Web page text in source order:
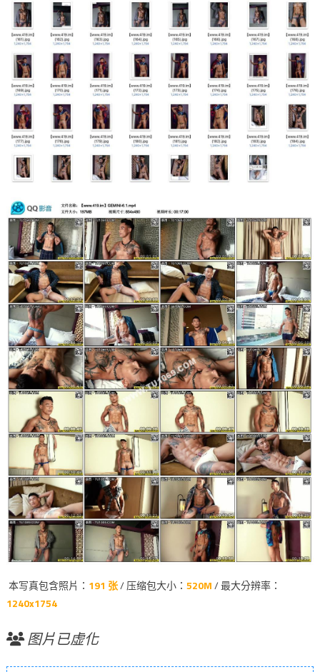
本写真包含照片： 191 张/ 压缩包大小： 520M/ 最大分辨率：
1240x1754
图片已虚化